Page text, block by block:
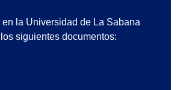
la Universidad de La Sabana
siguientes documentos: